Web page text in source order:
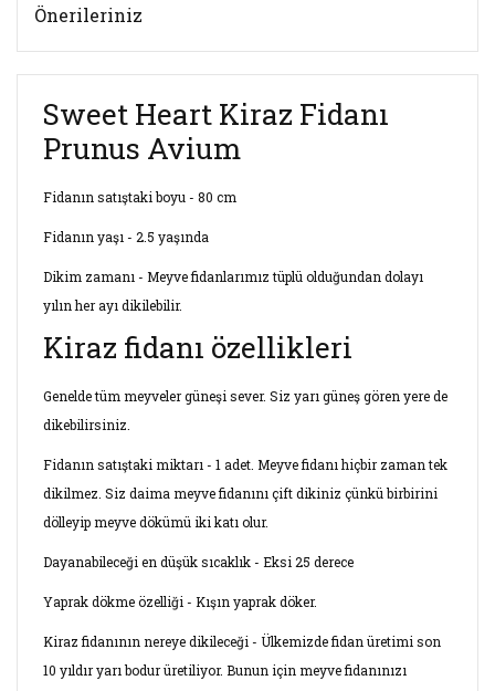
Önerileriniz
Sweet Heart Kiraz Fidanı
Prunus Avium
Fidanın satıştaki boyu - 80 cm
Fidanın yaşı - 2.5 yaşında
Dikim zamanı - Meyve fidanlarımız tüplü olduğundan dolayı
yılın her ayı dikilebilir.
Kiraz fidanı özellikleri
Genelde tüm meyveler güneşi sever. Siz yarı güneş gören yere de
dikebilirsiniz.
Fidanın satıştaki miktarı - 1 adet. Meyve fidanı hiçbir zaman tek
dikilmez. Siz daima meyve fidanını çift dikiniz çünkü birbirini
dölleyip meyve dökümü iki katı olur.
Dayanabileceği en düşük sıcaklık - Eksi 25 derece
Yaprak dökme özelliği - Kışın yaprak döker.
Kiraz fidanının nereye dikileceği - Ülkemizde fidan üretimi son
10 yıldır yarı bodur üretiliyor. Bunun için meyve fidanınızı